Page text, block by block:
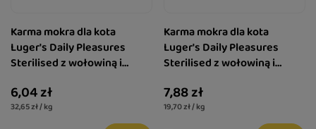
Karma mokra dla kota
Luger's Daily Pleasures
Sterilised z wołowiną i
6,04 zł
32,65 zł / kg
Karma mokra dla kota
Luger's Daily Pleasures
Sterilised z wołowiną i
7,88 zł
19,70 zł / kg